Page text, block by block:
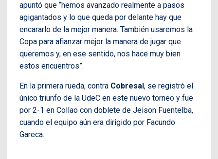
apuntó que “hemos avanzado realmente a pasos
agigantados y lo que queda por delante hay que
encararlo de la mejor manera. También usaremos la
Copa para afianzar mejor la manera de jugar que
queremos y, en ese sentido, nos hace muy bien
estos encuentros”.
En la primera rueda, contra Cobresal , se registró el
único triunfo de la UdeC en este nuevo torneo y fue
por 2-1 en Collao con doblete de Jeison Fuentelba,
cuando el equipo aún era dirigido por Facundo
Gareca.